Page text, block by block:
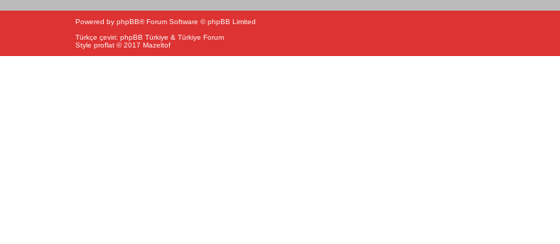
Powered by phpBB® Forum Software © phpBB Limited
Türkçe çeviri: phpBB Türkiye & Türkiye Forum
Style proflat © 2017 Mazeltof